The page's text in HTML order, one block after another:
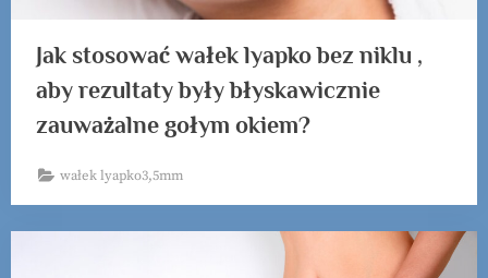
Jak stosować wałek lyapko bez niklu ,
aby rezultaty były błyskawicznie
zauważalne gołym okiem?
wałek lyapko3,5mm